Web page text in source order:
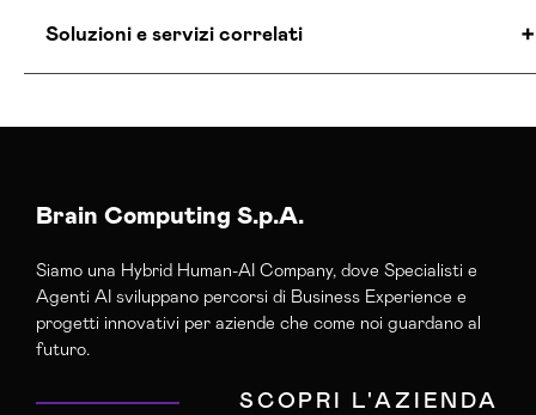
Soluzioni e servizi correlati
andria-trani
Agenzia Posizionamento Seo Barletta-andria-
trani
Agenzia Web Marketing Barletta-andria-trani
Campagne Advertising Barletta-andria-trani
Brain Computing S.p.A.
Siamo una Hybrid Human-AI Company, dove Specialisti e
Agenti AI sviluppano percorsi di Business Experience e
progetti innovativi per aziende che come noi guardano al
futuro.
SCOPRI L'AZIENDA